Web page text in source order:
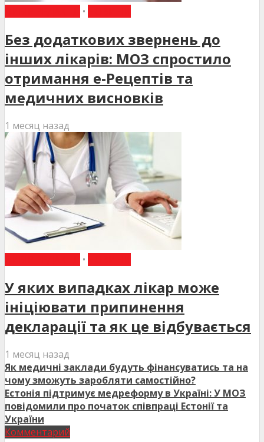
•
Без додаткових звернень до
інших лікарів: МОЗ спростило
отримання е-Рецептів та
медичних висновків
1 месяц назад
•
У яких випадках лікар може
ініціювати припинення
декларації та як це відбувається
1 месяц назад
Як медичні заклади будуть фінансуватись та на
чому зможуть заробляти самостійно?
Естонія підтримує медреформу в Україні: У МОЗ
повідомили про початок співпраці Естонії та
України
Комментарий